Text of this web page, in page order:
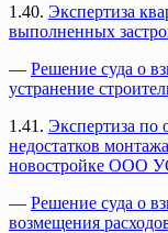
1.40. Экспертиза
выполненных
— Решение суда о
устранение
1.41. Экспертиза по
недостатков
новостройке ООО
— Решение суда о
возмещения